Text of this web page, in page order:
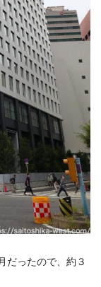
だったので、約３